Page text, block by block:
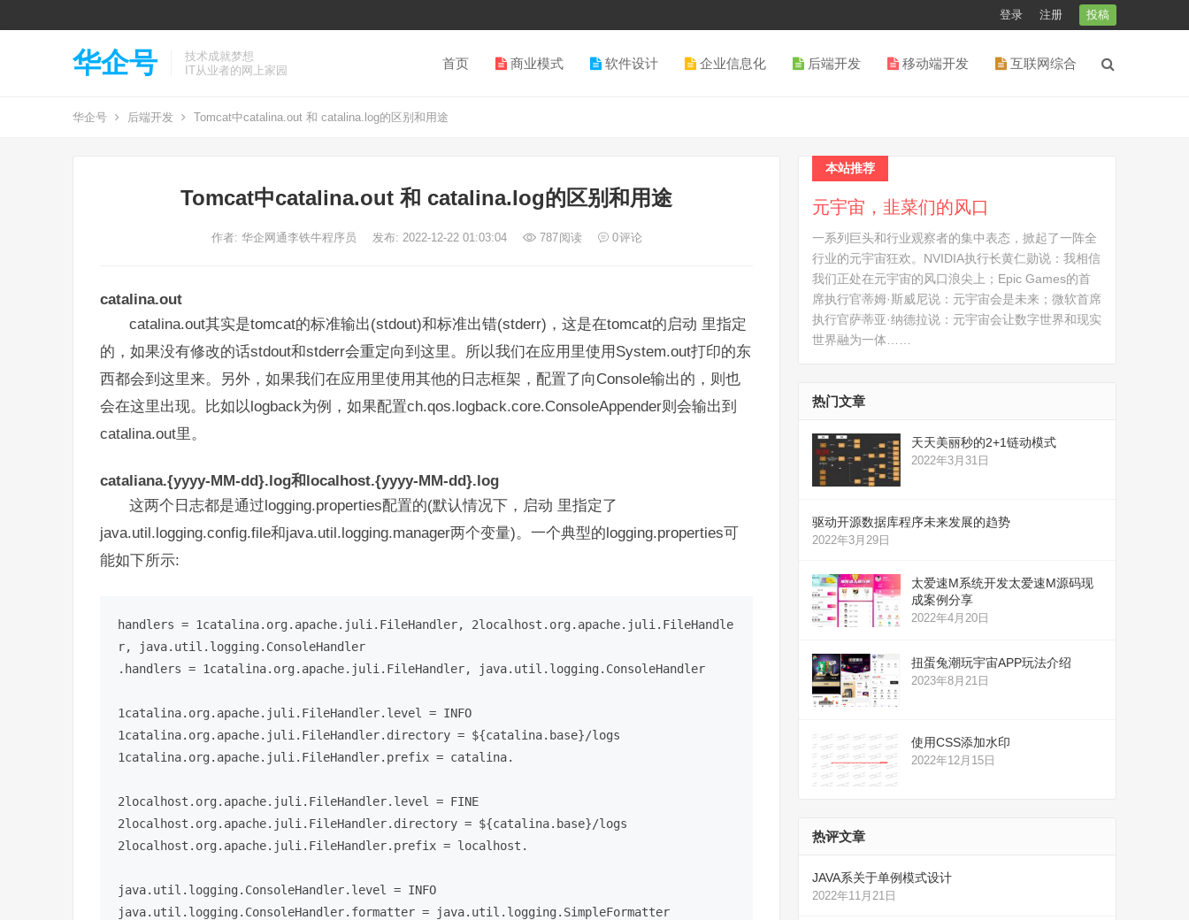
登录 注册 投稿
华企号
技术成就梦想
IT从业者的网上家园
首页 商业模式 软件设计 企业信息化 后端开发 移动端开发 互联网综合
华企号 后端开发 Tomcat中catalina.out 和 catalina.log的区别和用途
Tomcat中catalina.out 和 catalina.log的区别和用途
作者: 华企网通李铁牛程序员 发布: 2022-12-22 01:03:04 787阅读 0评论
catalina.out
catalina.out其实是tomcat的标准输出(stdout)和标准出错(stderr)，这是在tomcat的启动 里指定
的，如果没有修改的话stdout和stderr会重定向到这里。所以我们在应用里使用System.out打印的东
西都会到这里来。另外，如果我们在应用里使用其他的日志框架，配置了向Console输出的，则也
会在这里出现。比如以logback为例，如果配置ch.qos.logback.core.ConsoleAppender则会输出到
catalina.out里。
cataliana.{yyyy-MM-dd}.log和localhost.{yyyy-MM-dd}.log
这两个日志都是通过logging.properties配置的(默认情况下，启动 里指定了
java.util.logging.config.file和java.util.logging.manager两个变量)。一个典型的logging.properties可
能如下所示:
handlers = 1catalina.org.apache.juli.FileHandler, 2localhost.org.apache.juli.FileHandle
r, java.util.logging.ConsoleHandler
.handlers = 1catalina.org.apache.juli.FileHandler, java.util.logging.ConsoleHandler
1catalina.org.apache.juli.FileHandler.level = INFO
1catalina.org.apache.juli.FileHandler.directory = ${catalina.base}/logs
1catalina.org.apache.juli.FileHandler.prefix = catalina.
2localhost.org.apache.juli.FileHandler.level = FINE
2localhost.org.apache.juli.FileHandler.directory = ${catalina.base}/logs
2localhost.org.apache.juli.FileHandler.prefix = localhost.
java.util.logging.ConsoleHandler.level = INFO
java.util.logging.ConsoleHandler.formatter = java.util.logging.SimpleFormatter
本站推荐
元宇宙，韭菜们的风口
一系列巨头和行业观察者的集中表态，掀起了一阵全
行业的元宇宙狂欢。NVIDIA执行长黄仁勋说：我相信
我们正处在元宇宙的风口浪尖上；Epic Games的首
席执行官蒂姆·斯威尼说：元宇宙会是未来；微软首席
执行官萨蒂亚·纳德拉说：元宇宙会让数字世界和现实
世界融为一体……
热门文章
天天美丽秒的2+1链动模式
2022年3月31日
驱动开源数据库程序未来发展的趋势
2022年3月29日
太爱速M系统开发太爱速M源码现
成案例分享
2022年4月20日
扭蛋兔潮玩宇宙APP玩法介绍
2023年8月21日
使用CSS添加水印
2022年12月15日
热评文章
JAVA系关于单例模式设计
2022年11月21日